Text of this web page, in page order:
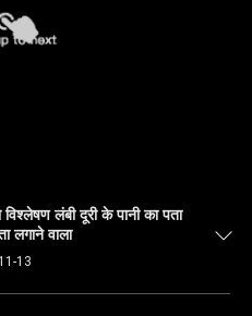
लंबी दूरी के पानी का पता
लगाने वाला
13